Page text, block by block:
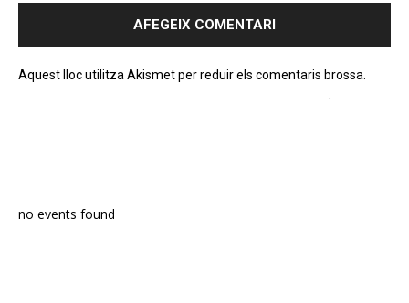
Aquest lloc utilitza Akismet per reduir els comentaris brossa.
no events found